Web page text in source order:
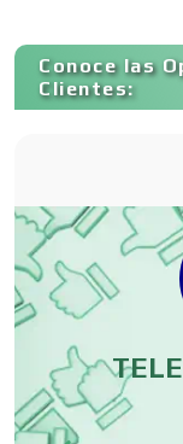
Centros
Conoce las
Clientes: